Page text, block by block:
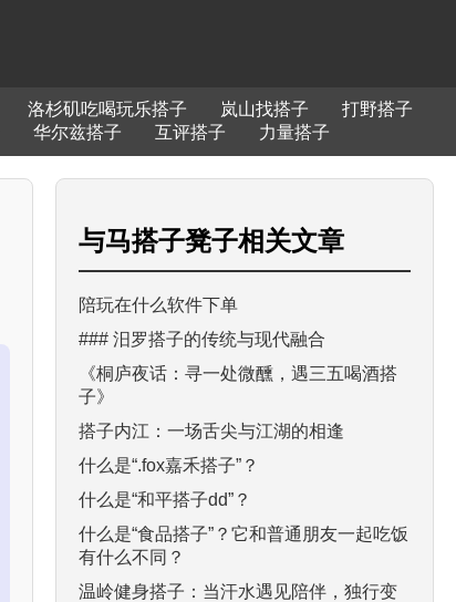
洛杉矶吃喝玩乐搭子 岚山找搭子
打野搭子
华尔兹搭子 互评搭子 力量搭子
与马搭子凳子相关文章
陪玩在什么软件下单
### 汨罗搭子的传统与现代融合
《桐庐夜话：寻一处微醺，遇三五喝酒搭
子》
搭子内江：一场舌尖与江湖的相逢
什么是“.fox嘉禾搭子”？
什么是“和平搭子dd”？
什么是“食品搭子”？它和普通朋友一起吃饭
有什么不同？
温岭健身搭子：当汗水遇见陪伴，独行变